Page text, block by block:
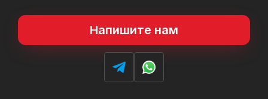
Напишите нам